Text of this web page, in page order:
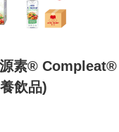
素® Compleat®
飲品)